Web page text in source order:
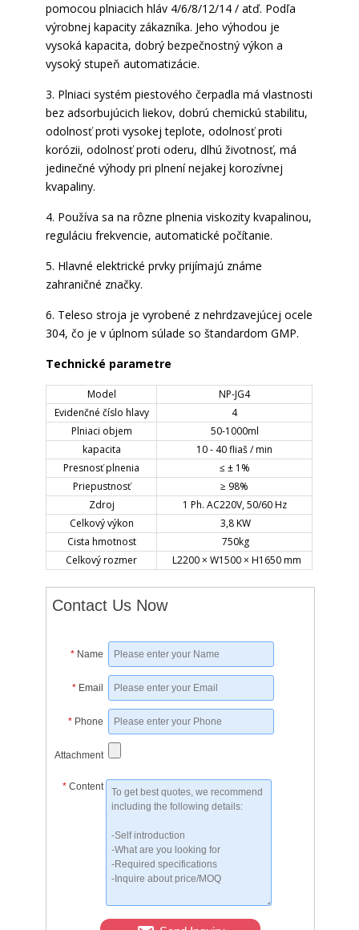
pomocou plniacich hláv 4/6/8/12/14 / atď. Podľa
výrobnej kapacity zákazníka. Jeho výhodou je
vysoká kapacita, dobrý bezpečnostný výkon a
vysoký stupeň automatizácie.
3. Plniaci systém piestového čerpadla má vlastnosti
bez adsorbujúcich liekov, dobrú chemickú stabilitu,
odolnosť proti vysokej teplote, odolnosť proti
korózii, odolnosť proti oderu, dlhú životnosť, má
jedinečné výhody pri plnení nejakej korozívnej
kvapaliny.
4. Používa sa na rôzne plnenia viskozity kvapalinou,
reguláciu frekvencie, automatické počítanie.
5. Hlavné elektrické prvky prijímajú známe
zahraničné značky.
6. Teleso stroja je vyrobené z nehrdzavejúcej ocele
304, čo je v úplnom súlade so štandardom GMP.
Technické parametre
Model
NP-JG4
Evidenčné číslo hlavy
4
Plniaci objem
50-1000ml
kapacita
10 - 40 fliaš / min
Presnosť plnenia
≤ ± 1%
Priepustnosť
≥ 98%
Zdroj
1 Ph. AC220V, 50/60 Hz
Celkový výkon
3,8 KW
Cista hmotnost
750kg
Celkový rozmer
L2200 × W1500 × H1650 mm
Contact Us Now
* Name
* Email
* Phone
Attachment
* Content